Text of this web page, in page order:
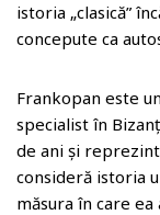
istoria „clasică”
concepute ca
Frankopan este
specialist în
de ani și
consideră istoria
măsura în care